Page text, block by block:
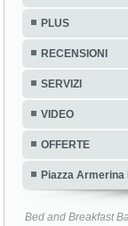
PLUS
RECENSIONI
SERVIZI
VIDEO
OFFERTE
Piazza Armerina
Bed and Breakfast